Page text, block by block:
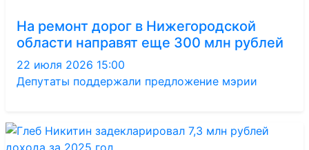
На ремонт дорог в Нижегородской
области направят еще 300 млн рублей
22 июля 2026 15:00
Депутаты поддержали предложение мэрии